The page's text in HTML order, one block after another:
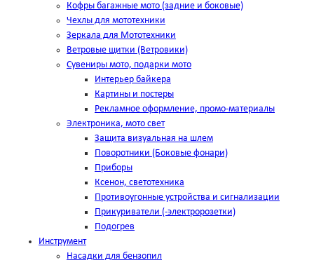
Кофры багажные мото (задние и боковые)
Чехлы для мототехники
Зеркала для Мототехники
Ветровые щитки (Ветровики)
Сувениры мото, подарки мото
Интерьер байкера
Картины и постеры
Рекламное оформление, промо-материалы
Электроника, мото свет
Защита визуальная на шлем
Поворотники (Боковые фонари)
Приборы
Ксенон, светотехника
Противоугонные устройства и сигнализации
Прикуриватели (-электророзетки)
Подогрев
Инструмент
Насадки для бензопил